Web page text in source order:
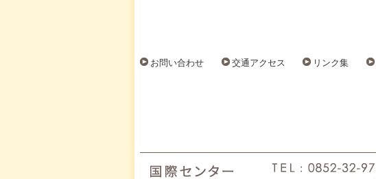
お問い合わせ 交通アクセス リンク集